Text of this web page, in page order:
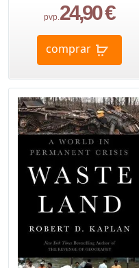
pvp. 24,90 €
comprar